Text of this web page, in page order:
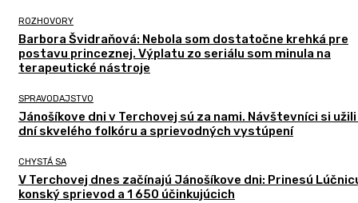
ROZHOVORY
Barbora Švidraňová: Nebola som dostatočne krehká pre
postavu princeznej. Výplatu zo seriálu som minula na
terapeutické nástroje
SPRAVODAJSTVO
Jánošíkove dni v Terchovej sú za nami. Návštevníci si
dní skvelého folkóru a sprievodných vystúpení
CHYSTÁ SA
V Terchovej dnes začínajú Jánošíkove dni: Prinesú
konský sprievod a 1 650 účinkujúcich